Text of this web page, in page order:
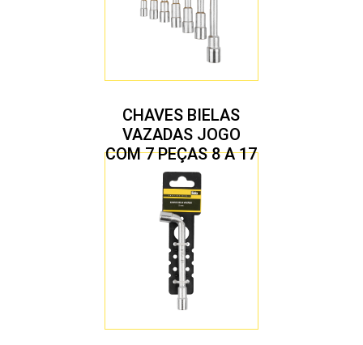
CHAVES BIELAS
VAZADAS JOGO
COM 7 PEÇAS 8 A 17
MM